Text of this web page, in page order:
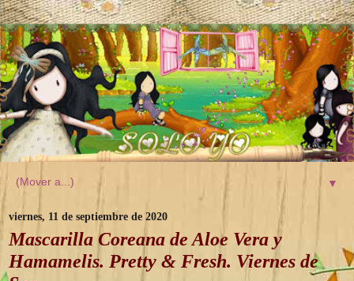
▼
viernes, 11 de septiembre de 2020
Mascarilla Coreana de Aloe Vera y
Hamamelis. Pretty & Fresh. Viernes de